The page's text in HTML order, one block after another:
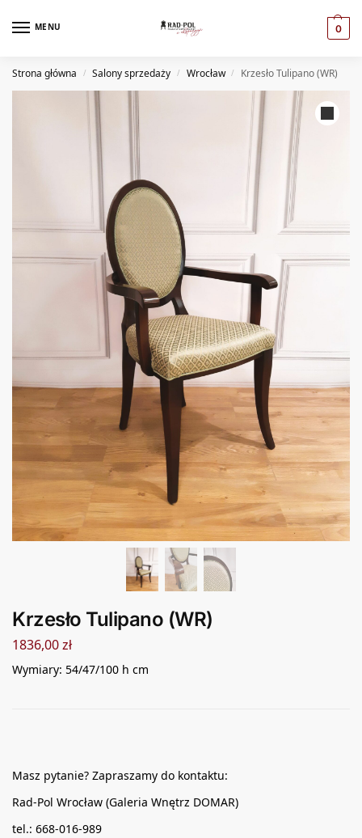
MENU 0
Strona główna / Salony sprzedaży / Wrocław / Krzesło Tulipano (WR)
Krzesło Tulipano (WR)
1836,00zł
Wymiary: 54/47/100 h cm
Masz pytanie? Zapraszamy do kontaktu:
Rad-Pol Wrocław (Galeria Wnętrz DOMAR)
tel.: 668-016-989